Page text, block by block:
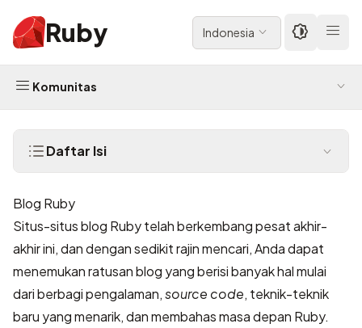
Ruby Indonesia
Komunitas
Daftar Isi
Blog Ruby
Situs-situs blog Ruby telah berkembang pesat akhir-
akhir ini, dan dengan sedikit rajin mencari, Anda dapat
menemukan ratusan blog yang berisi banyak hal mulai
dari berbagi pengalaman,source code, teknik-teknik
baru yang menarik, dan membahas masa depan Ruby.